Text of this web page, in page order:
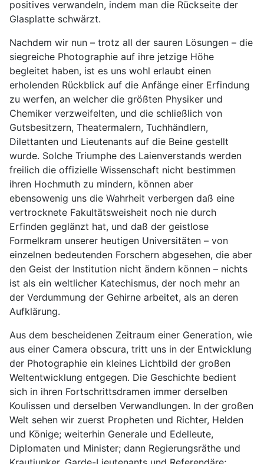
positives verwandeln, indem man die Rückseite der
Glasplatte schwärzt.
Nachdem wir nun – trotz all der sauren Lösungen – die
siegreiche Photographie auf ihre jetzige Höhe
begleitet haben, ist es uns wohl erlaubt einen
erholenden Rückblick auf die Anfänge einer Erfindung
zu werfen, an welcher die größten Physiker und
Chemiker verzweifelten, und die schließlich von
Gutsbesitzern, Theatermalern, Tuchhändlern,
Dilettanten und Lieutenants auf die Beine gestellt
wurde. Solche Triumphe des Laienverstands werden
freilich die offizielle Wissenschaft nicht bestimmen
ihren Hochmuth zu mindern, können aber
ebensowenig uns die Wahrheit verbergen daß eine
vertrocknete Fakultätsweisheit noch nie durch
Erfinden geglänzt hat, und daß der geistlose
Formelkram unserer heutigen Universitäten – von
einzelnen bedeutenden Forschern abgesehen, die aber
den Geist der Institution nicht ändern können – nichts
ist als ein weltlicher Katechismus, der noch mehr an
der Verdummung der Gehirne arbeitet, als an deren
Aufklärung.
Aus dem bescheidenen Zeitraum einer Generation, wie
aus einer Camera obscura, tritt uns in der Entwicklung
der Photographie ein kleines Lichtbild der großen
Weltentwicklung entgegen. Die Geschichte bedient
sich in ihren Fortschrittsdramen immer derselben
Koulissen und derselben Verwandlungen. In der großen
Welt sehen wir zuerst Propheten und Richter, Helden
und Könige; weiterhin Generale und Edelleute,
Diplomaten und Minister; dann Regierungsräthe und